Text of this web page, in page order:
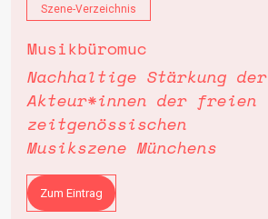
Szene-Verzeichnis
Musikbüromuc
Nachhaltige Stärkung der
Akteur*innen der freien
zeitgenössischen
Musikszene Münchens
Zum Eintrag